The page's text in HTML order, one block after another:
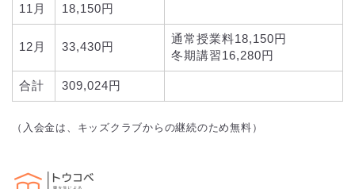
11月 18,150円
12月 33,430円
通常授業料18,150円
冬期講習16,280円
合計 309,024円
（入会金は、キッズクラブからの継続のため無料）